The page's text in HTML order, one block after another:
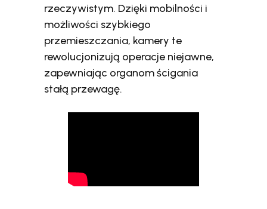
rzeczywistym. Dzięki mobilności i
możliwości szybkiego
przemieszczania, kamery te
rewolucjonizują operacje niejawne,
zapewniając organom ścigania
stałą przewagę.